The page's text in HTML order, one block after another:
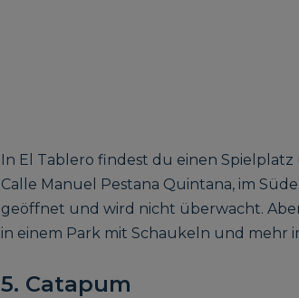
In El Tablero findest du einen
Calle Manuel Pestana Quintana, im
geöffnet und wird nicht überwacht.
in einem Park mit Schaukeln und mehr
5. Catapum